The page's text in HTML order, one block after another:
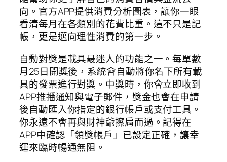
向。官方APP提供消費分析圖表，讓你一眼
看清每月在各類別的花費比重。這不只是記
帳，更是邁向理性消費的第一步。
自動對獎是載具最迷人的功能之一。每單數
月25日開獎後，系統會自動將你名下所有載
具的發票進行對獎。中獎時，你會立即收到
APP推播通知與電子郵件，獎金也會在申請
後自動匯入你指定的銀行帳戶或支付工具。
你永遠不會再與財神爺擦肩而過。記得在
APP中確認「領獎帳戶」已設定正確，讓幸
運來臨時暢通無阻。